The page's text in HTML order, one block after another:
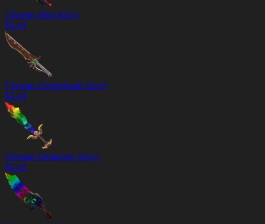
Chroma Heat Knife
$3.49
Chroma Gingerblade Knife
$3.49
Chroma Gemstone Knife
$3.49